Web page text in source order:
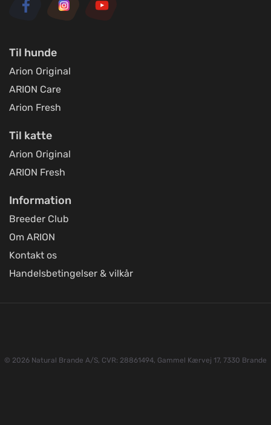
Til hunde
Arion Original
ARION Care
Arion Fresh
Til katte
Arion Original
ARION Fresh
Information
Breeder Club
Om ARION
Kontakt os
Handelsbetingelser & vilkår
© 2026 Natural Brande A/S, CVR: 28861494, Gammel Kærvej 17, 7330 Brande